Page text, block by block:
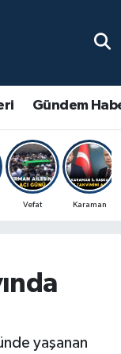
Gündem
Vefat Karaman
yaşanan